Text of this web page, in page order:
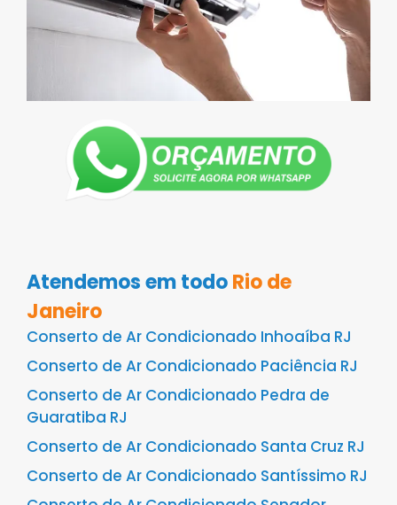
Atendemos em todoRio de
Janeiro
Conserto de Ar Condicionado Inhoaíba RJ
Conserto de Ar Condicionado Paciência RJ
Conserto de Ar Condicionado Pedra de
Guaratiba RJ
Conserto de Ar Condicionado Santa Cruz RJ
Conserto de Ar Condicionado Santíssimo RJ